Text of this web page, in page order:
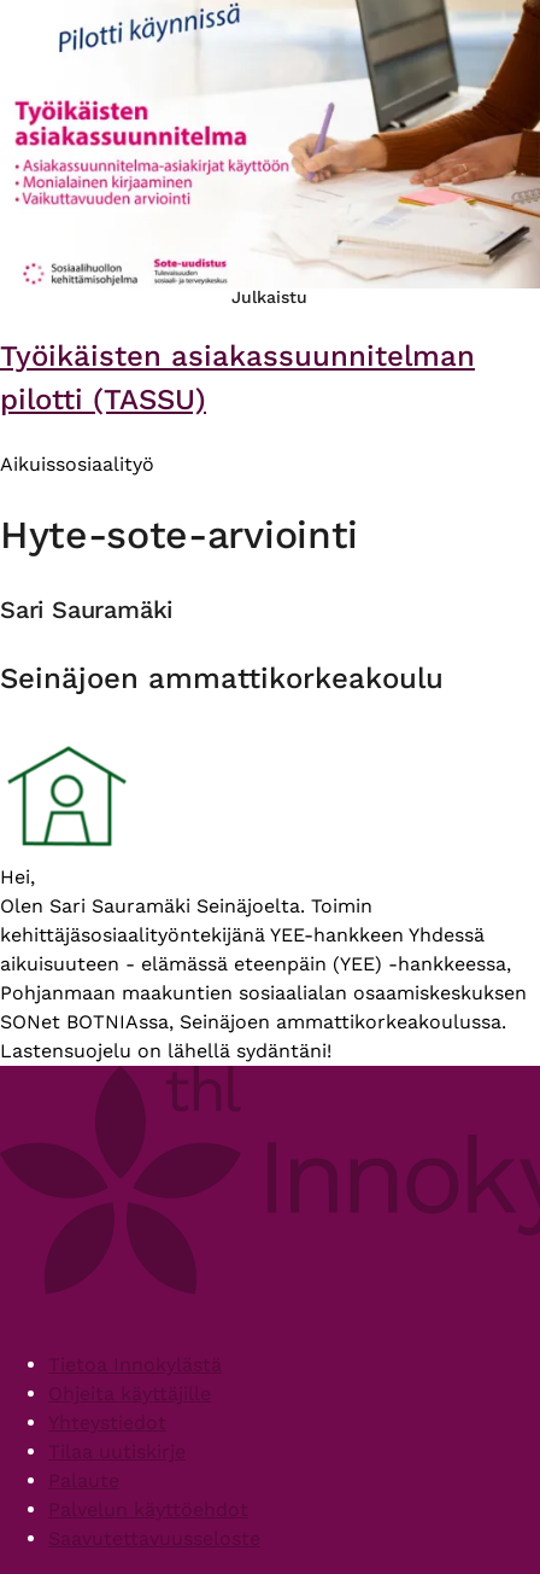
Julkaistu
Työikäisten asiakassuunnitelman
pilotti (TASSU)
Aikuissosiaalityö
Hyte-sote-arviointi
Sari Sauramäki
Organisaatio
Seinäjoen ammattikorkeakoulu
Esittelyteksti
Hei,
Olen Sari Sauramäki Seinäjoelta. Toimin
kehittäjäsosiaalityöntekijänä YEE-hankkeen Yhdessä
aikuisuuteen - elämässä eteenpäin (YEE) -hankkeessa,
Pohjanmaan maakuntien sosiaalialan osaamiskeskuksen
SONet BOTNIAssa, Seinäjoen ammattikorkeakoulussa.
Lastensuojelu on lähellä sydäntäni!
FooterTietoa Innokylästä
Ohjeita käyttäjille
Yhteystiedot
Tilaa uutiskirje
Palaute
Palvelun käyttöehdot
Saavutettavuusseloste